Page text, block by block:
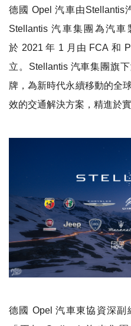
德國Opel汽車由Stellantis
Stellantis汽車集團 為汽車
於 2021年 1 月由 FCA和
立。 Stellantis 汽車集團旗
牌，為新時代永續移動的全
效的交通解決方案，精進於
德國 Opel汽車東協資深副